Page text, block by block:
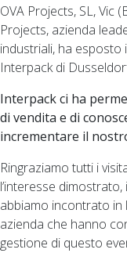
OVA Projects, SL, Vic
Projects, azienda
industriali, ha esposto
Interpack di
Interpack ci ha
di vendita e di
incrementare il
Ringraziamo tutti i
l’interesse
abbiamo incontrato in
azienda che hanno
gestione di questo